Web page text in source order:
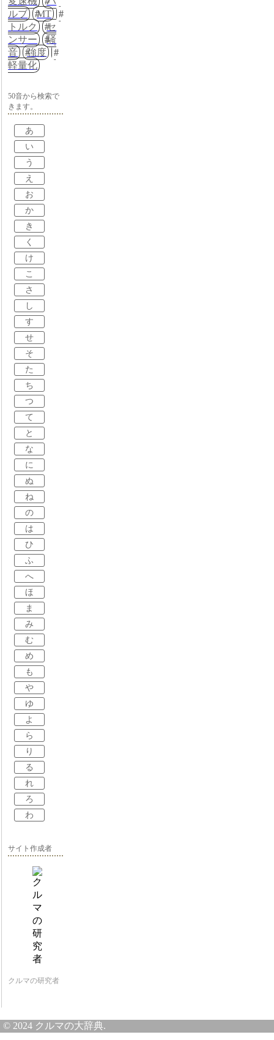
ルブ
MT
トルク
セ
ンサー
騒
音
強度
軽量化
50音から検索で
きます。
あ
い
う
え
お
か
き
く
け
こ
さ
し
す
せ
そ
た
ち
つ
て
と
な
に
ぬ
ね
の
は
ひ
ふ
へ
ほ
ま
み
む
め
も
や
ゆ
よ
ら
り
る
れ
ろ
わ
サイト作成者
クルマの研究者
© 2024 クルマの大辞典.